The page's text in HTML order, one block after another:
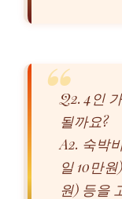
Q2. 4인
될까요?
A2. 숙박
일 10만
원) 등을